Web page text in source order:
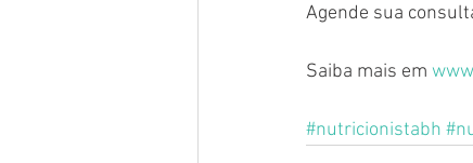
Agende sua
Saiba mais em
#nutricionistabh